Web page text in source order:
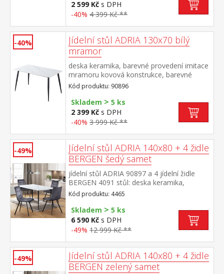
2 599 Kč s DPH
-40% 4 399 Kč **
-40%
Jídelní stůl ADRIA 130x70 bílý
mramor
deska keramika, barevné provedení imitace
mramoru kovová konstrukce, barevné
provedení černá
Kód produktu: 90896
Skladem > 5 ks
2 399 Kč s DPH
-40% 3 999 Kč **
-49%
Jídelní stůl ADRIA 140x80 + 4 židle
BERGEN šedý samet
jídelní stůl ADRIA 90897 a 4 jídelní židle
BERGEN 4091 stůl: deska keramika,
barevné provedení imitace
mramoru kovová konstrukce, barevné
provedení černá židle: sametový potah,
barevné provedení šedá kovová konstrukce,
barevné provedení černá výška sedu židle
cm rozměr židle (š/h/v) 45 × 53 × 88 cm
Kód produktu: 4465
Skladem > 5 ks
6 590 Kč s DPH
-49% 12 999 Kč **
-49%
Jídelní stůl ADRIA 140x80 + 4 židle
BERGEN zelený samet